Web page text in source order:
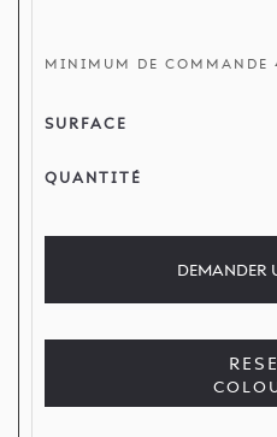
MINIMUM DE COMMANDE
SURFACE
QUANTITÉ
DEMANDER